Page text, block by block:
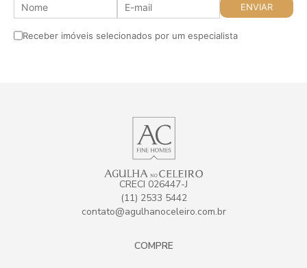
Receber imóveis selecionados por um especialista
CRECI 026447-J
(11) 2533 5442
contato@agulhanoceleiro.com.br
COMPRE